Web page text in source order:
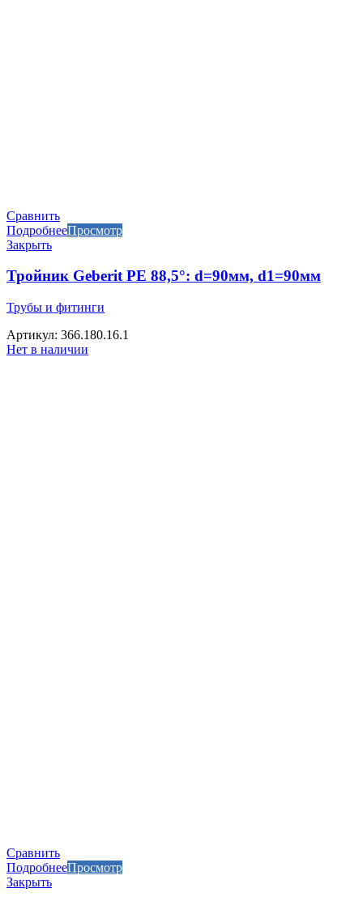
Сравнить
ПодробнееПросмотр
Закрыть
Тройник Geberit PE 88,5°: d=90мм, d1=90мм
Трубы и фитинги
Артикул: 366.180.16.1
Нет в наличии
Сравнить
ПодробнееПросмотр
Закрыть